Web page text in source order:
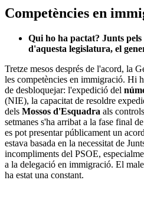
Competències en
Qui ho ha pactat? Junts
d'aquesta legislatura, el
Tretze mesos després de l'acord, la
les competències en immigració. Hi
de desbloquejar: l'expedició del
(NIE), la capacitat de resoldre
dels Mossos d'Esquadra als
setmanes s'ha arribat a la fase final
es pot presentar públicament un
estava basada en la necessitat de
incompliments del PSOE,
a la delegació en immigració. El
ha estat una constant.